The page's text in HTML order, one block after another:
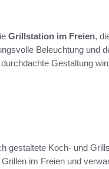
Grillstation im Freien,
Beleuchtung und
Gestaltung
gestaltete Koch- und
im Freien und